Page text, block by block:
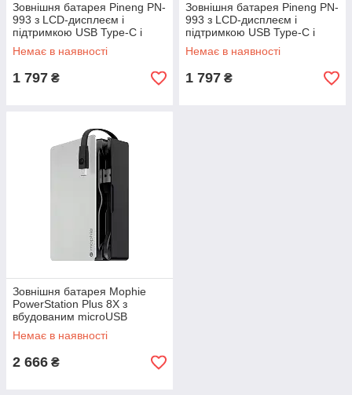
Зовнішня батарея Pineng PN-
993 з LCD-дисплеєм і
підтримкою USB Type-C і
Quick Charge 3.0 на
10000mAh [Білий]
Немає в наявності
1 797 ₴
Зовнішня батарея Pineng PN-
993 з LCD-дисплеєм і
підтримкою USB Type-C і
Quick Charge 3.0 на
10000mAh [Чорний]
Немає в наявності
1 797 ₴
Зовнішня батарея Mophie
PowerStation Plus 8X з
вбудованим microUSB
кабелем на 12000 mAh
Немає в наявності
2 666 ₴